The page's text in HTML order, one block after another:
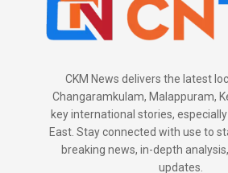
CKM News delivers the latest
Changaramkulam, Malappuram,
key international stories,
East. Stay connected with use to
breaking news, in-depth
updates.